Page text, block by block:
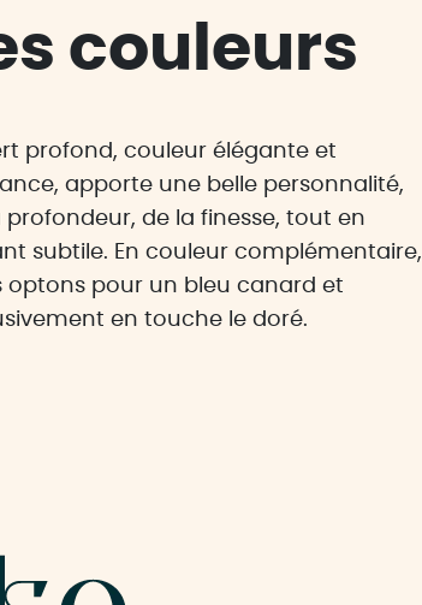
couleurs
profond, couleur élégante et
apporte une belle personnalité,
profondeur, de la finesse, tout en
subtile. En couleur complémentaire,
optons pour un bleu canard et
en touche le doré.